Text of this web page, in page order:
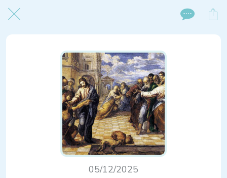
05/12/2025